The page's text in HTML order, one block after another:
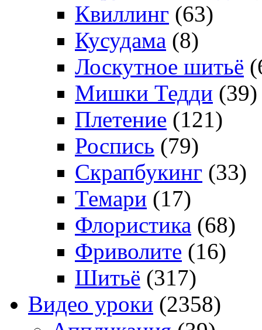
Квиллинг (63)
Кусудама (8)
Лоскутное шитьё
Мишки Тедди (39)
Плетение (121)
Роспись (79)
Скрапбукинг (33)
Темари (17)
Флористика (68)
Фриволите (16)
Шитьё (317)
Видео уроки (2358)